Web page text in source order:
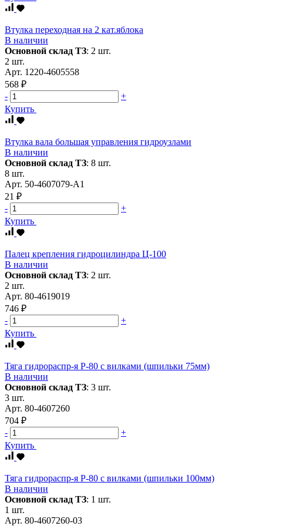
Втулка переходная на 2 кат.яблока
В наличии
Основной склад ТЗ: 2 шт.
2 шт.
Арт. 1220-4605558
568 ₽
-
+
Купить
Втулка вала большая управления гидроузлами
В наличии
Основной склад ТЗ: 8 шт.
8 шт.
Арт. 50-4607079-А1
21 ₽
-
+
Купить
Палец крепления гидроцилиндра Ц-100
В наличии
Основной склад ТЗ: 2 шт.
2 шт.
Арт. 80-4619019
746 ₽
-
+
Купить
Тяга гидрораспр-я Р-80 с вилками (шпильки 75мм)
В наличии
Основной склад ТЗ: 3 шт.
3 шт.
Арт. 80-4607260
704 ₽
-
+
Купить
Тяга гидрораспр-я Р-80 с вилками (шпильки 100мм)
В наличии
Основной склад ТЗ: 1 шт.
1 шт.
Арт. 80-4607260-03